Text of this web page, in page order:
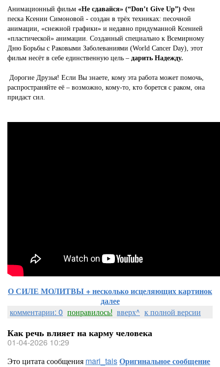
Анимационный фильм «Не сдавайся» (“Don’t Give Up”) Феи
песка Ксении Симоновой - создан в трёх техниках: песочной
анимации, «снежной графики» и недавно придуманной Ксенией
«пластической» анимации. Созданный специально к Всемирному
Дню Борьбы с Раковыми Заболеваниями (World Cancer Day), этот
фильм несёт в себе единственную цель – дарить Надежду.
Дорогие Друзья! Если Вы знаете, кому эта работа может помочь,
распространяйте её – возможно, кому-то, кто борется с раком, она
придаст сил.
О СИЛЕ МОЛИТВЫ + несколько исцеляющих картинок
далее
комментарии: 0 понравилось! вверх^ к полной версии
Как речь влияет на карму человека
01-04-2026 10:29
Это цитата сообщения mari_taisОригинальное сообщение